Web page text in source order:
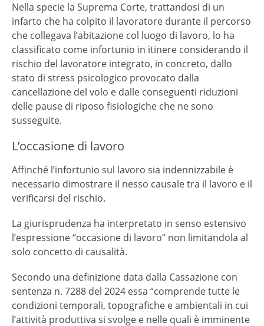
Nella specie la Suprema Corte, trattandosi di un
infarto che ha colpito il lavoratore durante il percorso
che collegava l’abitazione col luogo di lavoro, lo ha
classificato come infortunio in itinere considerando il
rischio del lavoratore integrato, in concreto, dallo
stato di stress psicologico provocato dalla
cancellazione del volo e dalle conseguenti riduzioni
delle pause di riposo fisiologiche che ne sono
susseguite.
L’occasione di lavoro
Affinché l’infortunio sul lavoro sia indennizzabile è
necessario dimostrare il nesso causale tra il lavoro e il
verificarsi del rischio.
La giurisprudenza ha interpretato in senso estensivo
l’espressione “occasione di lavoro” non limitandola al
solo concetto di causalità.
Secondo una definizione data dalla Cassazione con
sentenza n. 7288 del 2024 essa “comprende tutte le
condizioni temporali, topografiche e ambientali in cui
l’attività produttiva si svolge e nelle quali è imminente